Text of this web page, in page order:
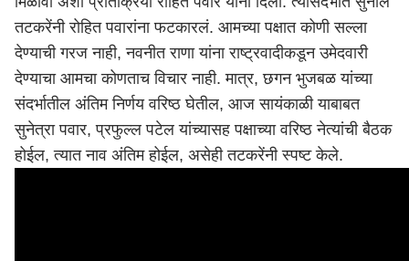
तटकरेंनी रोहित पवारांना फटकारलं. आमच्या पक्षात कोणी सल्ला
देण्याची गरज नाही, नवनीत राणा यांना राष्ट्रवादीकडून उमेदवारी
देण्याचा आमचा कोणताच विचार नाही. मात्र, छगन भुजबळ यांच्या
संदर्भातील अंतिम निर्णय वरिष्ठ घेतील, आज सायंकाळी याबाबत
सुनेत्रा पवार, प्रफुल्ल पटेल यांच्यासह पक्षाच्या वरिष्ठ नेत्यांची बैठक
होईल, त्यात नाव अंतिम होईल, असेही तटकरेंनी स्पष्ट केले.